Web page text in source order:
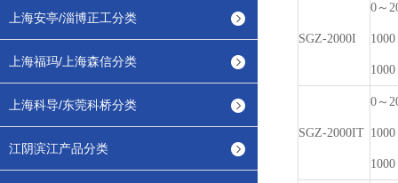
上海安亭/淄博正工分类
上海福玛/上海森信分类
上海科导/东莞科桥分类
江阴滨江产品分类
SGZ-2000I
0～
1000
SGZ-2000IT
0～
1000